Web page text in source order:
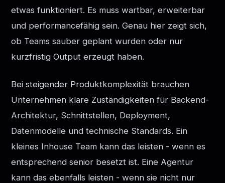
etwas funktioniert. Es muss wartbar, erweiterbar
und performancefähig sein. Genau hier zeigt sich,
ob Teams sauber geplant wurden oder nur
kurzfristig Output erzeugt haben.
Bei steigender Produktkomplexität brauchen
Unternehmen klare Zuständigkeiten für Backend-
Architektur, Schnittstellen, Deployment,
Datenmodelle und technische Standards. Ein
kleines Inhouse Team kann das leisten - wenn es
entsprechend senior besetzt ist. Eine Agentur
kann das ebenfalls leisten - wenn sie nicht nur